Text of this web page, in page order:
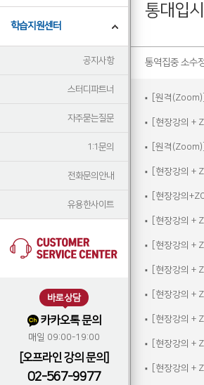
학습지원센터
공지사항
스터디파트너
자주묻는질문
1:1문의
전화문의안내
유용한사이트
바로상담
카카오톡 문의
매일 09:00-19:00
[오프라인 강의 문의]
02-567-9977
정
통대입
통역집중 소수